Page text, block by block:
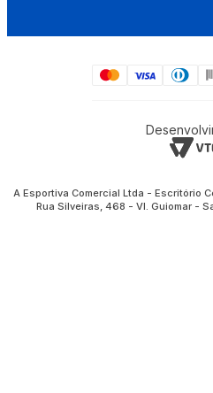
A Esportiva Comercial Ltda - Escritório
Rua Silveiras, 468 - Vl. Guiomar -